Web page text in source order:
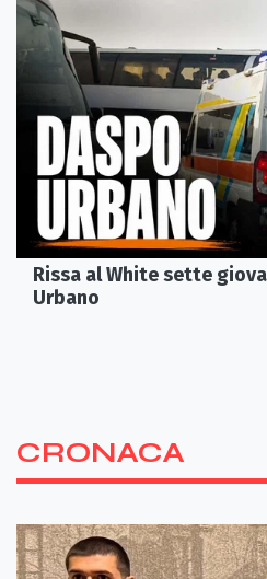
Rissa al White sette
Urbano
CRONACA